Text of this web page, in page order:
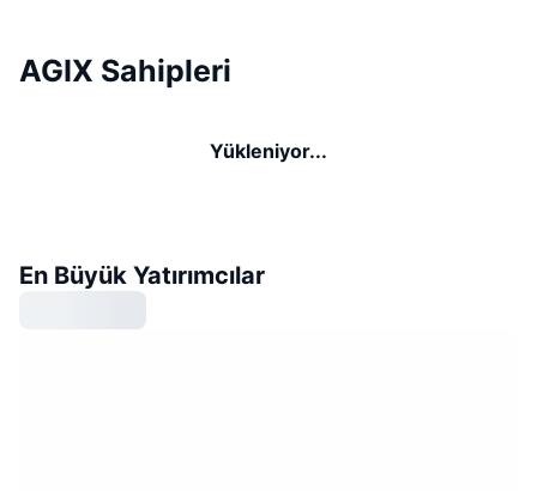
AGIX Sahipleri
Yükleniyor...
En Büyük Yatırımcılar